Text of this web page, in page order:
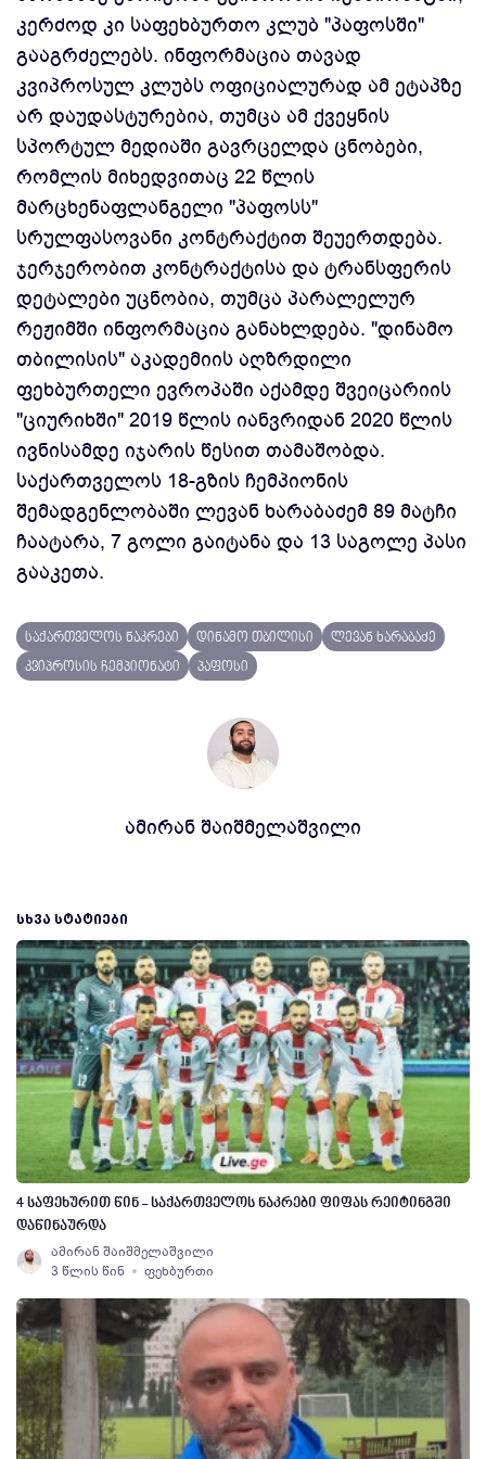
კერძოდ კი საფეხბურთო კლუბ "პაფოსში"
გააგრძელებს. ინფორმაცია თავად
კვიპროსულ კლუბს ოფიციალურად ამ ეტაპზე
არ დაუდასტურებია, თუმცა ამ ქვეყნის
სპორტულ მედიაში გავრცელდა ცნობები,
რომლის მიხედვითაც 22 წლის
მარცხენაფლანგელი "პაფოსს"
სრულფასოვანი კონტრაქტით შეუერთდება.
ჯერჯერობით კონტრაქტისა და ტრანსფერის
დეტალები უცნობია, თუმცა პარალელურ
რეჟიმში ინფორმაცია განახლდება. "დინამო
თბილისის" აკადემიის აღზრდილი
ფეხბურთელი ევროპაში აქამდე შვეიცარიის
"ციურიხში" 2019 წლის იანვრიდან 2020 წლის
ივნისამდე იჯარის წესით თამაშობდა.
საქართველოს 18-გზის ჩემპიონის
შემადგენლობაში ლევან ხარაბაძემ 89 მატჩი
ჩაატარა, 7 გოლი გაიტანა და 13 საგოლე პასი
გააკეთა.
საქართველოს ნაკრები დინამო თბილისი
ლევან ხარაბაძე
კვიპროსის ჩემპიონატი
პაფოსი
ამირან შაიშმელაშვილი
ᲡᲮᲕᲐ ᲡᲢᲐᲢᲘᲔᲑᲘ
4 საფეხურით წინ - საქართველოს ნაკრები ფიფას რეიტინგში
დაწინაურდა
ამირან შაიშმელაშვილი
3 წლის წინ
ფეხბურთი